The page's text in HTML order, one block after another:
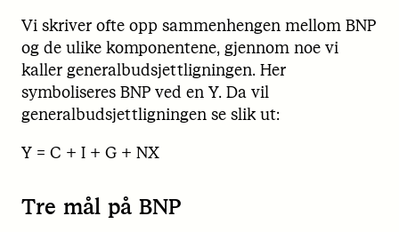
Vi skriver ofte opp sammenhengen mellom BNP
og de ulike komponentene, gjennom noe vi
kaller generalbudsjettligningen. Her
symboliseres BNP ved en Y. Da vil
generalbudsjettligningen se slik ut:
Y = C + I + G + NX
Tre mål på BNP